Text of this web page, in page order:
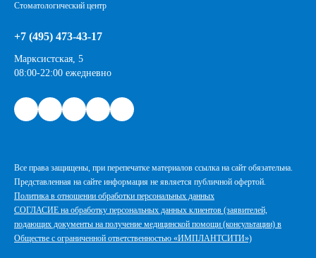
Стоматологический центр
+7 (495) 473-43-17
Марксистская, 5
08:00-22:00 ежедневно
Все права защищены, при перепечатке материалов ссылка на сайт обязательна.
Представленная на сайте информация не является публичной офертой.
Политика в отношении обработки персональных данных
СОГЛАСИЕ на обработку персональных данных клиентов (заявителей,
подающих документы на получение медицинской помощи (консультации) в
Обществе с ограниченной ответственностью «ИМПЛАНТСИТИ»)